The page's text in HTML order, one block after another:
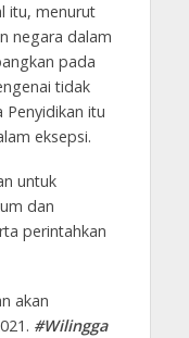
itu, menurut
negara dalam
pada
tidak
Penyidikan itu
eksepsi.
untuk
dan
perintahkan
akan
#Wilingga